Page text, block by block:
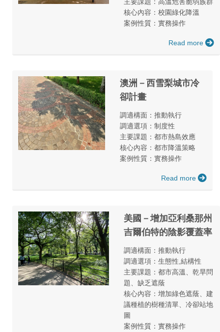
核心內容：校園綠化降溫
案例性質：實務操作
Read more
澳洲－西雪梨城市冷
卻計畫
調適構面：推動執行
調適選項：制度性
主要課題：都市熱島效應
核心內容：都市降溫策略
案例性質：實務操作
Read more
美國－增加亞利桑那州
吉爾伯特的陰影覆蓋率
調適構面：推動執行
調適選項：生態性,結構性
主要課題：都市高溫、乾旱問
題、缺乏遮蔭
核心內容：增加綠色遮蔭、建
議種植的樹種清單、冷卻站地
圖
案例性質：實務操作